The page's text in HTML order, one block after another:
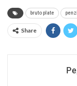
bruto plate
Share